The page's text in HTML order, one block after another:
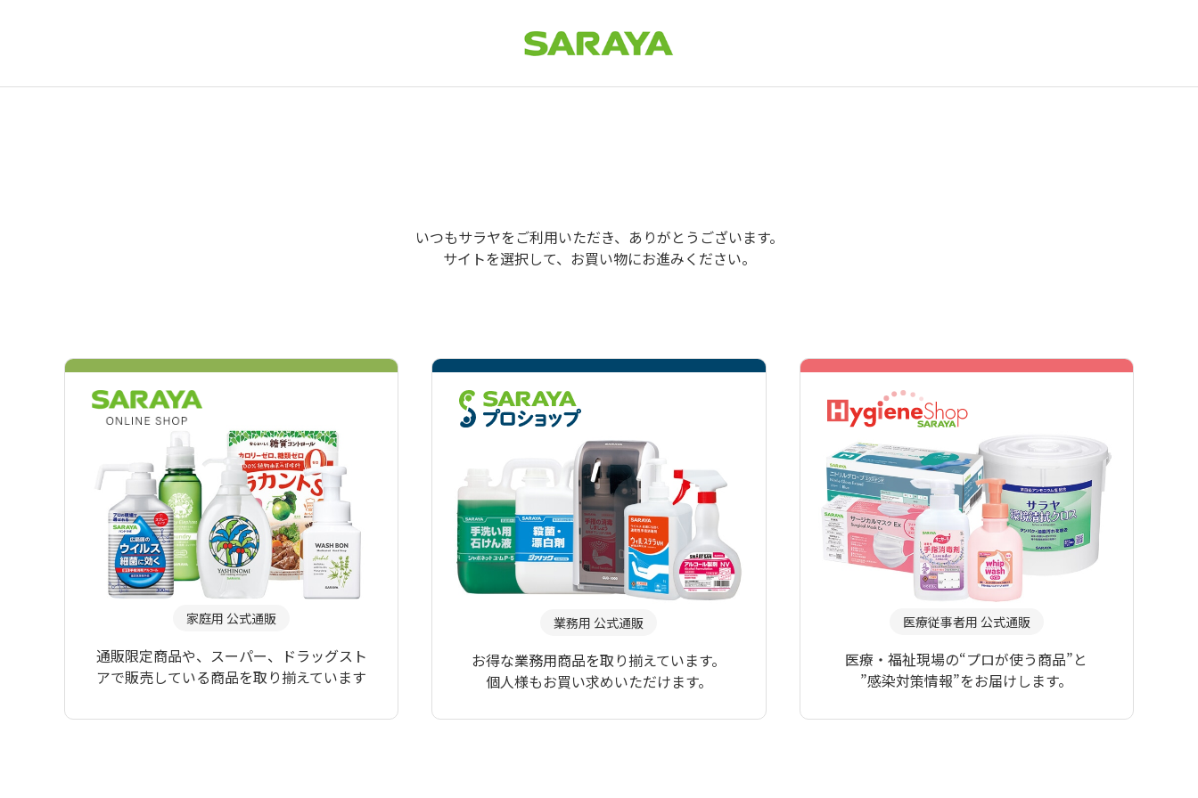
いつもサラヤをご利用いただき、ありがとうございます。
サイトを選択して、お買い物にお進みください。
家庭用 公式通販
通販限定商品や、スーパー、ドラッグスト
アで販売している商品を取り揃えています
業務用 公式通販
お得な業務用商品を取り揃えています。
個人様もお買い求めいただけます。
医療従事者用 公式通販
医療・福祉現場の“プロが使う商品”と
”感染対策情報”をお届けします。